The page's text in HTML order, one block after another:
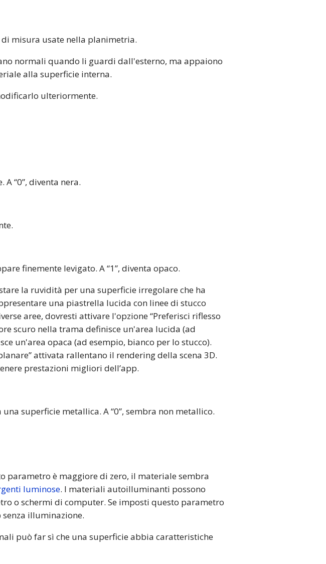
misura usate nella planimetria.
normali quando li guardi dall'esterno, ma appaiono
alla superficie interna.
ulteriormente.
“0”, diventa nera.
finemente levigato. A “1”, diventa opaco.
la ruvidità per una superficie irregolare che ha
una piastrella lucida con linee di stucco
aree, dovresti attivare l'opzione “Preferisci riflesso
scuro nella trama definisce un'area lucida (ad
un'area opaca (ad esempio, bianco per lo stucco).
attivata rallentano il rendering della scena 3D.
prestazioni migliori dell’app.
superficie metallica. A “0”, sembra non metallico.
parametro è maggiore di zero, il materiale sembra
luminose. I materiali autoilluminanti possono
o schermi di computer. Se imposti questo parametro
senza illuminazione.
può far sì che una superficie abbia caratteristiche